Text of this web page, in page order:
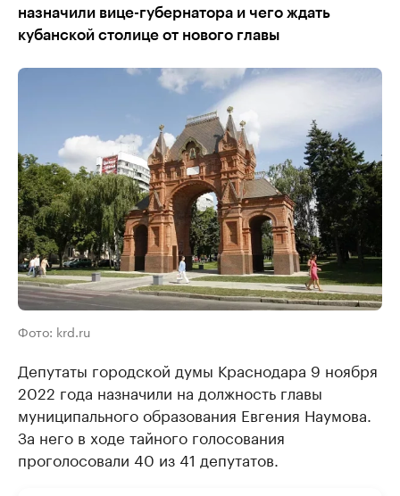
назначили вице-губернатора и чего ждать
кубанской столице от нового главы
Фото: krd.ru
Депутаты городской думы Краснодара 9 ноября
2022 года назначили на должность главы
муниципального образования Евгения Наумова.
За него в ходе тайного голосования
проголосовали 40 из 41 депутатов.